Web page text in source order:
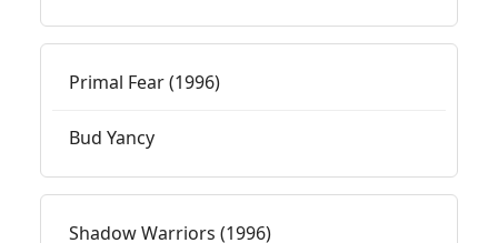
Primal Fear (1996)
Bud Yancy
Shadow Warriors (1996)